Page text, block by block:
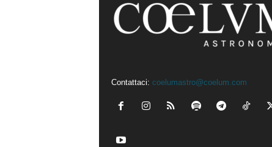
Contattaci: coelumastro@coelum.com